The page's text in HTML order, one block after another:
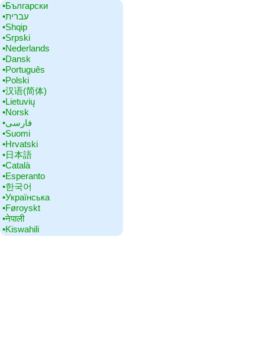
•‎Български
•‎עברית
•‎Shqip
•‎Srpski
•‎Nederlands
•‎Dansk
•‎Português
•‎Polski
•‎汉语(简体)
•‎Lietuvių
•‎Norsk
•‎فارسی
•‎Suomi
•‎Hrvatski
•‎日本語
•‎Català
•‎Esperanto
•‎한국어
•‎Українська
•‎Føroyskt
•‎नेपाली
•‎Kiswahili